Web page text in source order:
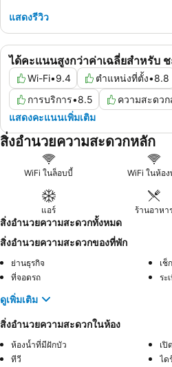
ได้คะแนนสูงกว่าค่าเฉลี่ยสำหรับ
Wi-Fi•9.4 ตำแหน่งที่ตั้ง•8.8
การบริการ•8.5 ความสะดว
แสดงคะแนนเพิ่มเติม
แสดงรีวิว
สิ่งอำนวยความสะดวกหลัก
WiFi ในล็อบบี้ WiFi ในห้อ
แอร์ ร้านอาหา
สิ่งอำนวยความสะดวกทั้งหมด
สิ่งอำนวยความสะดวกของที่พัก
ย่านธุรกิจ
เช็
ที่จอดรถ
ระ
ดูเพิ่มเติม
สิ่งอำนวยความสะดวกในห้อง
ห้องน้ำที่มีฝักบัว
เปิ
ทีวี
ได